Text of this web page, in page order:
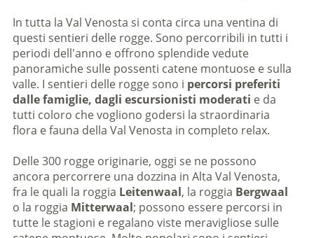
In tutta la Val Venosta si conta circa una ventina di
questi sentieri delle rogge. Sono percorribili in tutti i
periodi dell'anno e offrono splendide vedute
panoramiche sulle possenti catene montuose e sulla
valle. I sentieri delle rogge sono i percorsi preferiti
dalle famiglie, dagli escursionisti moderati e da
tutti coloro che vogliono godersi la straordinaria
flora e fauna della Val Venosta in completo relax.
Delle 300 rogge originarie, oggi se ne possono
ancora percorrere una dozzina in Alta Val Venosta,
fra le quali la roggia Leitenwaal, la roggia Bergwaal
o la roggia Mitterwaal; possono essere percorsi in
tutte le stagioni e regalano viste meravigliose sulle